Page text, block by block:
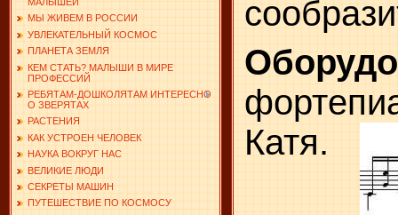
МЫ ЖИВЕМ В РОССИИ
УВЛЕКАТЕЛЬНЫЙ КОСМОС
ПЛАНЕТА ЗЕМЛЯ
КЕМ СТАТЬ? МАЛЫШИ В МИРЕ
ПРОФЕССИЙ
РЕБЯТАМ-ДОШКОЛЯТАМ ИНТЕРЕСНО
О ЗВЕРЯТАХ
РАСТЕНИЯ
КАК УСТРОЕН ЧЕЛОВЕК
НАУКА ВОКРУГ НАС
ВЕЛИКИЕ ЛЮДИ
СЕКРЕТЫ МАШИН
ПУТЕШЕСТВИЕ ПО КОСМОСУ
Катя.